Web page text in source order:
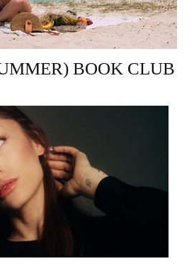
BOOK CLUB